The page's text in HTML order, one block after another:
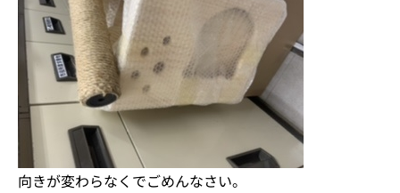
向きが変わらなくでごめんなさい。